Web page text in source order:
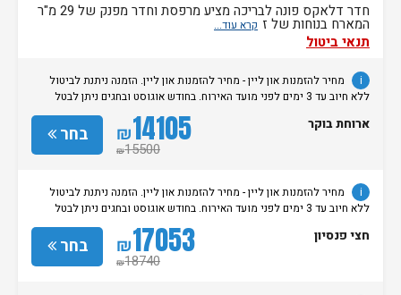
חדר דלאקס פונה לבריכה מציע מרפסת וחדר מפנק של 29 מ"ר
המארח בנוחות של ז
תנאי ביטול
i
מחיר להזמנות און ליין - מחיר להזמנות און ליין. הזמנה ניתנת לביטול
ללא חיוב עד 3 ימים לפני מועד האירוח. בחודש אוגוסט ובחגים ניתן לבטל
בחר ₪14105
₪15500
ארוחת בוקר
i
מחיר להזמנות און ליין - מחיר להזמנות און ליין. הזמנה ניתנת לביטול
ללא חיוב עד 3 ימים לפני מועד האירוח. בחודש אוגוסט ובחגים ניתן לבטל
בחר ₪17053
₪18740
חצי פנסיון